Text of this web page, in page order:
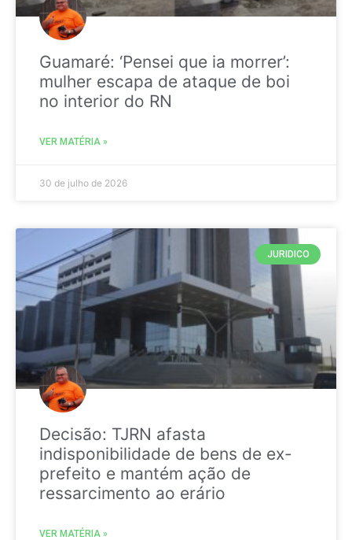
Guamaré: ‘Pensei que ia morrer’:
mulher escapa de ataque de boi
no interior do RN
VER MATÉRIA »
30 de julho de 2026
JURIDICO
Decisão: TJRN afasta
indisponibilidade de bens de ex-
prefeito e mantém ação de
ressarcimento ao erário
VER MATÉRIA »